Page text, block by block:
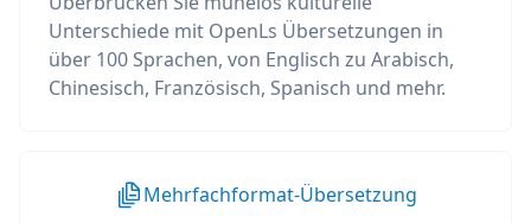
Unterschiede mit OpenLs Übersetzungen in
über 100 Sprachen, von Englisch zu Arabisch,
Chinesisch, Französisch, Spanisch und mehr.
Mehrfachformat-Übersetzung